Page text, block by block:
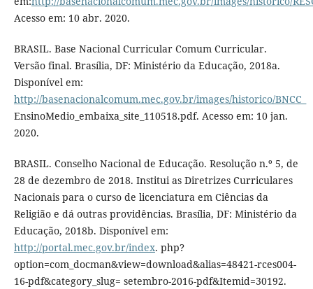
Acesso em: 10 abr. 2020.
BRASIL. Base Nacional Curricular Comum Curricular.
Versão final. Brasília, DF: Ministério da Educação, 2018a.
Disponível em:
http://basenacionalcomum.mec.gov.br/images/historico/BNCC_
EnsinoMedio_embaixa_site_110518.pdf. Acesso em: 10 jan.
2020.
BRASIL. Conselho Nacional de Educação. Resolução n.º 5, de
28 de dezembro de 2018. Institui as Diretrizes Curriculares
Nacionais para o curso de licenciatura em Ciências da
Religião e dá outras providências. Brasília, DF: Ministério da
Educação, 2018b. Disponível em:
http://portal.mec.gov.br/index. php?
option=com_docman&view=download&alias=48421-rces004-
16-pdf&category_slug= setembro-2016-pdf&Itemid=30192.